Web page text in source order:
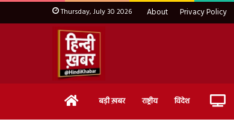
Thursday, July 30 2026 About Privacy Policy
Home बड़ी ख़बर राष्ट्रीय विदेश Live